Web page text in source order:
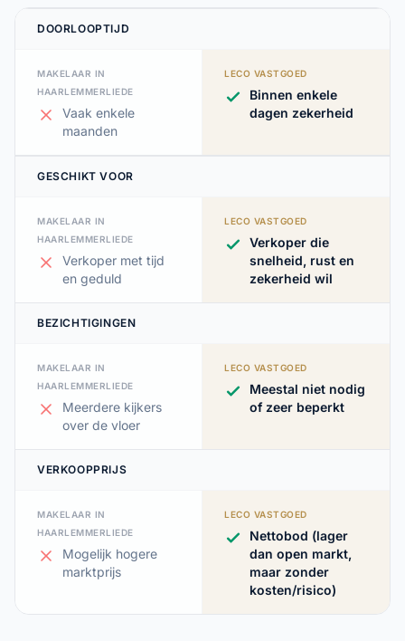
DOORLOOPTIJD
MAKELAAR IN
HAARLEMMERLIEDE
Vaak enkele
maanden
LECO VASTGOED
Binnen enkele
dagen zekerheid
GESCHIKT VOOR
MAKELAAR IN
HAARLEMMERLIEDE
Verkoper met tijd
en geduld
LECO VASTGOED
Verkoper die
snelheid, rust en
zekerheid wil
BEZICHTIGINGEN
MAKELAAR IN
HAARLEMMERLIEDE
Meerdere kijkers
over de vloer
LECO VASTGOED
Meestal niet nodig
of zeer beperkt
VERKOOPPRIJS
MAKELAAR IN
HAARLEMMERLIEDE
Mogelijk hogere
marktprijs
LECO VASTGOED
Nettobod (lager
dan open markt,
maar zonder
kosten/risico)